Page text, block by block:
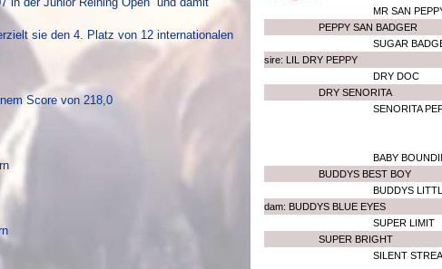
sie den 4. Platz von 12 internationalen
Score von 218,0
MR SAN
PEPPY SAN BADGER
SUGAR
sire: LIL DRY PEPPY
DRY DOC
DRY SENORITA
SENORITA
BABY
BUDDYS BEST BOY
BUDDYS
dam: BUDDYS BLUE EYES
SUPER LIMIT
SUPER BRIGHT
SILENT